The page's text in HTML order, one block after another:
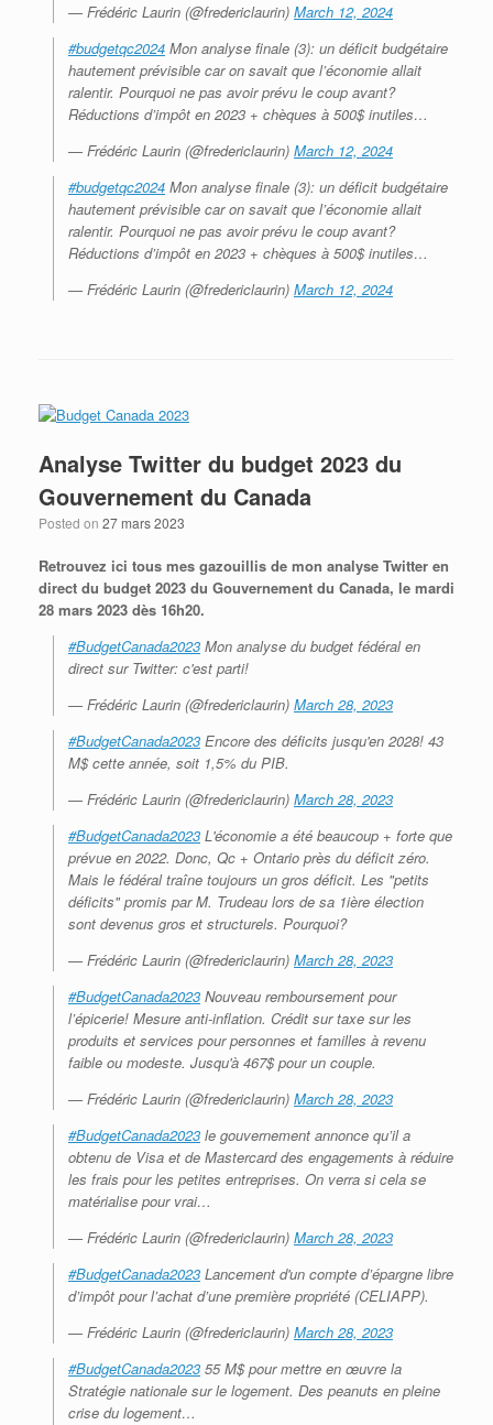
— Frédéric Laurin (@fredericlaurin) March 12, 2024
#budgetqc2024 Mon analyse finale (3): un déficit budgétaire
hautement prévisible car on savait que l’économie allait
ralentir. Pourquoi ne pas avoir prévu le coup avant?
Réductions d’impôt en 2023 + chèques à 500$ inutiles…
— Frédéric Laurin (@fredericlaurin) March 12, 2024
#budgetqc2024 Mon analyse finale (3): un déficit budgétaire
hautement prévisible car on savait que l’économie allait
ralentir. Pourquoi ne pas avoir prévu le coup avant?
Réductions d’impôt en 2023 + chèques à 500$ inutiles…
— Frédéric Laurin (@fredericlaurin) March 12, 2024
Analyse Twitter du budget 2023 du
Gouvernement du Canada
Posted on 27 mars 2023
Retrouvez ici tous mes gazouillis de mon analyse Twitter en
direct du budget 2023 du Gouvernement du Canada, le mardi
28 mars 2023 dès 16h20.
#BudgetCanada2023 Mon analyse du budget fédéral en
direct sur Twitter: c'est parti!
— Frédéric Laurin (@fredericlaurin) March 28, 2023
#BudgetCanada2023 Encore des déficits jusqu'en 2028! 43
M$ cette année, soit 1,5% du PIB.
— Frédéric Laurin (@fredericlaurin) March 28, 2023
#BudgetCanada2023 L'économie a été beaucoup + forte que
prévue en 2022. Donc, Qc + Ontario près du déficit zéro.
Mais le fédéral traîne toujours un gros déficit. Les "petits
déficits" promis par M. Trudeau lors de sa 1ière élection
sont devenus gros et structurels. Pourquoi?
— Frédéric Laurin (@fredericlaurin) March 28, 2023
#BudgetCanada2023 Nouveau remboursement pour
l’épicerie! Mesure anti-inflation. Crédit sur taxe sur les
produits et services pour personnes et familles à revenu
faible ou modeste. Jusqu'à 467$ pour un couple.
— Frédéric Laurin (@fredericlaurin) March 28, 2023
#BudgetCanada2023 le gouvernement annonce qu’il a
obtenu de Visa et de Mastercard des engagements à réduire
les frais pour les petites entreprises. On verra si cela se
matérialise pour vrai…
— Frédéric Laurin (@fredericlaurin) March 28, 2023
#BudgetCanada2023 Lancement d'un compte d’épargne libre
d’impôt pour l’achat d’une première propriété (CELIAPP).
— Frédéric Laurin (@fredericlaurin) March 28, 2023
#BudgetCanada2023 55 M$ pour mettre en œuvre la
Stratégie nationale sur le logement. Des peanuts en pleine
crise du logement…